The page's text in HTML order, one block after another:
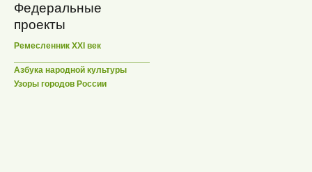
Федеральные
проекты
Ремесленник XXI век
Азбука народной культуры
Узоры городов России